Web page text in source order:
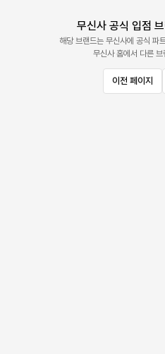
무신사 공식 입점
해당 브랜드는 무신사에 공식 파
무신사 홈에서 다른
이전 페이지